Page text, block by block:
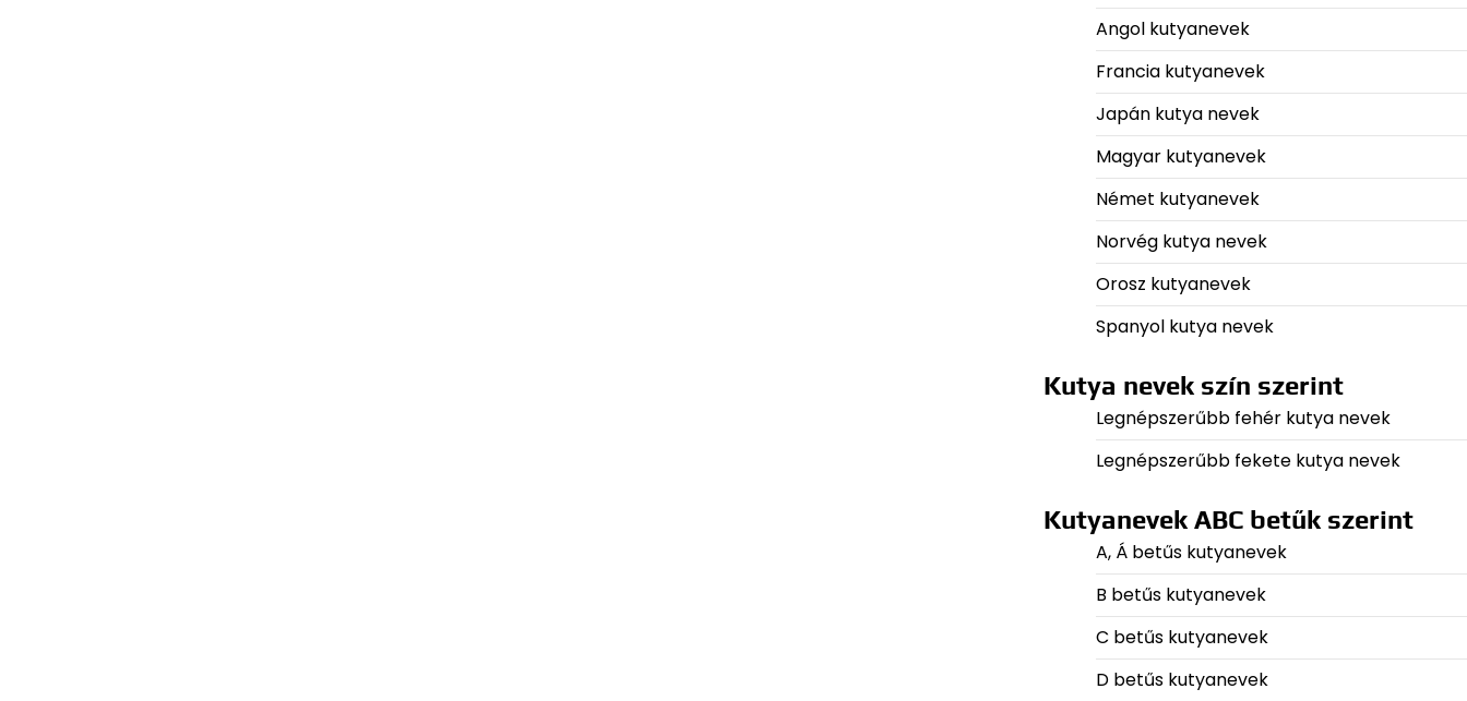
Angol kutyanevek
Francia kutyanevek
Japán kutya nevek
Magyar kutyanevek
Német kutyanevek
Norvég kutya nevek
Orosz kutyanevek
Spanyol kutya nevek
Kutya nevek szín szerint
Legnépszerűbb fehér kutya nevek
Legnépszerűbb fekete kutya nevek
Kutyanevek ABC betűk szerint
A, Á betűs kutyanevek
B betűs kutyanevek
C betűs kutyanevek
D betűs kutyanevek